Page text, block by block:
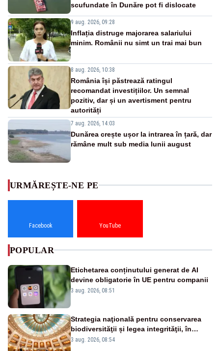
scufundate în Dunăre pot fi dislocate
9 aug. 2026, 09:28
Inflația distruge majorarea salariului
minim. Românii nu simt un trai mai bun
8 aug. 2026, 10:38
România își păstrează ratingul
recomandat investițiilor. Un semnal
pozitiv, dar și un avertisment pentru
autorități
7 aug. 2026, 14:03
Dunărea crește ușor la intrarea în țară, dar
rămâne mult sub media lunii august
URMĂREȘTE-NE PE
Facebook YouTube
POPULAR
Etichetarea conținutului generat de AI
devine obligatorie în UE pentru companii
3 aug. 2026, 08:51
Strategia naţională pentru conservarea
biodiversităţii și legea integrităţii, în
dezbatere
3 aug. 2026, 08:54